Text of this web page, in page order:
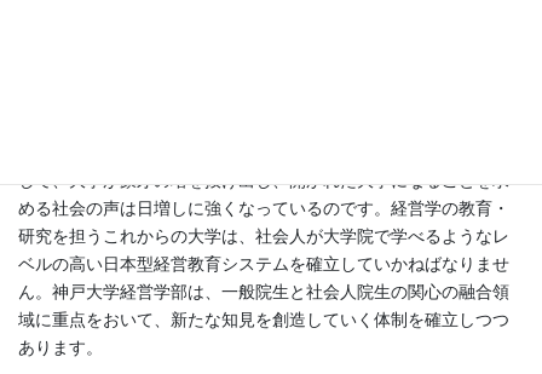
して、大学が象牙の塔を抜け出し、開かれた大学になることを求
める社会の声は日増しに強くなっているのです。経営学の教育・
研究を担うこれからの大学は、社会人が大学院で学べるようなレ
ベルの高い日本型経営教育システムを確立していかねばなりませ
ん。神戸大学経営学部は、一般院生と社会人院生の関心の融合領
域に重点をおいて、新たな知見を創造していく体制を確立しつつ
あります。